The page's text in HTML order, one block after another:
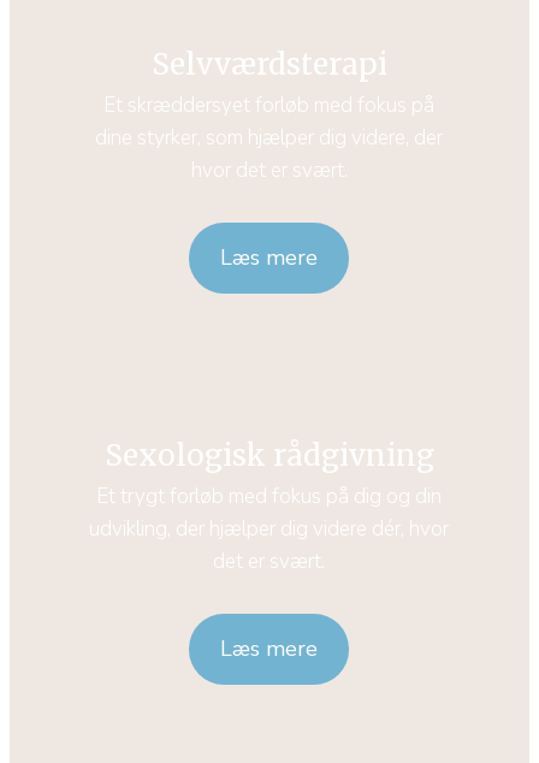
Selvværdsterapi
Et skræddersyet forløb med fokus på
dine styrker, som hjælper dig videre, der
hvor det er svært.
Læs mere
Sexologisk rådgivning
Et trygt forløb med fokus på dig og din
udvikling, der hjælper dig videre dér, hvor
det er svært.
Læs mere